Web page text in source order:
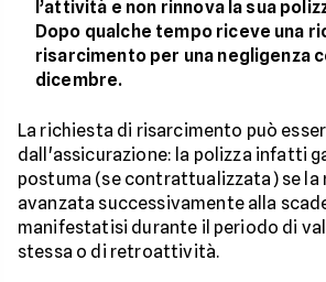
l’attività e non rinnova la sua
Dopo qualche tempo riceve una
risarcimento per una negligenza
dicembre.
La richiesta di risarcimento può
dall'assicurazione: la polizza infatti
postuma (se contrattualizzata) se la
avanzata successivamente alla
manifestatisi durante il periodo di
stessa o di retroattività.